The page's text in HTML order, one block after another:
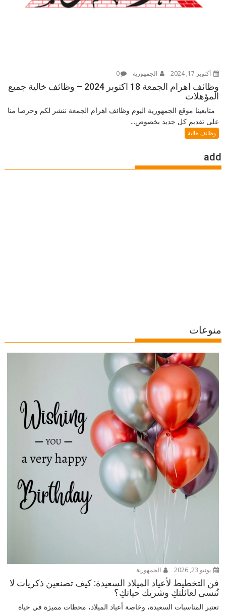
أكتوبر 17, 2024 الجمهورية 0
وظائف اهرام الجمعة 18 اكتوبر 2024 – وظائف خالية جميع
المؤهلات
متابعينا موقع الجمهورية اليوم وظائف اهرام الجمعة ننشر لكم وحرصا منا
على تقديم كل جديد بخصوص...
وظائف خالية
add
منوعات
يونيو 23, 2026 الجمهورية
فن التخطيط لأعياد الميلاد السعيدة: كيف تصنعين ذكريات لا
تُنسى لعائلتكِ وشريك حياتكِ؟
تعتبر المناسبات السعيدة، وخاصة أعياد الميلاد، محطات مميزة في حياة